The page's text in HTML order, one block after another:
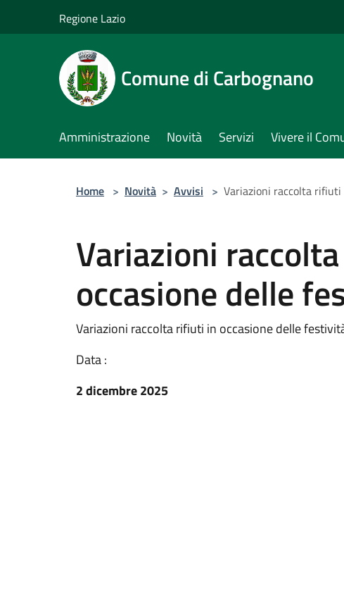
Regione Lazio
Comune di Carbognano
Amministrazione Novità Servizi Vivere il
Home > Novità > Avvisi > Variazioni raccolta
Variazioni
occasione delle
Variazioni raccolta rifiuti in occasione delle
Data :
2 dicembre 2025